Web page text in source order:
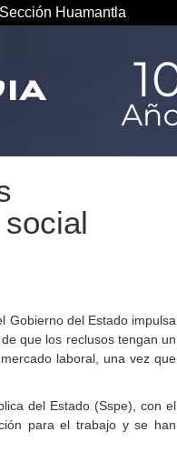
Sección Huamantla
Gobierno del Estado impulsa
que los reclusos tengan un
laboral, una vez que
del Estado (Sspe), con el
para el trabajo y se han